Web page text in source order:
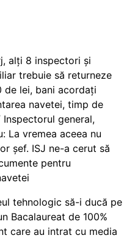
alți 8 inspectori și
trebuie să returneze
de lei, bani acordați
navetei, timp de
Inspectorul general,
La vremea aceea nu
șef. ISJ ne-a cerut să
pentru
tehnologic să-i ducă pe
Bacalaureat de 100%
care au intrat cu media